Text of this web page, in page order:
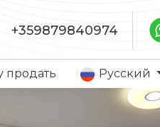
+359879840974
продать Русский